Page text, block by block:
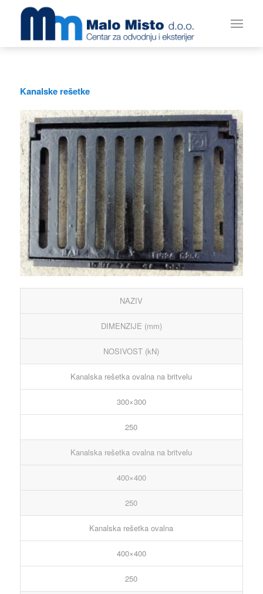
Kanalske rešetke
NAZIV
DIMENZIJE (mm)
NOSIVOST (kN)
Kanalska rešetka ovalna na britvelu
300×300
250
Kanalska rešetka ovalna na britvelu
400×400
250
Kanalska rešetka ovalna
400×400
250